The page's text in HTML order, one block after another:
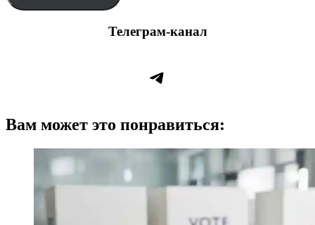
Телеграм-канал
Telegram
Вам может это понравиться: